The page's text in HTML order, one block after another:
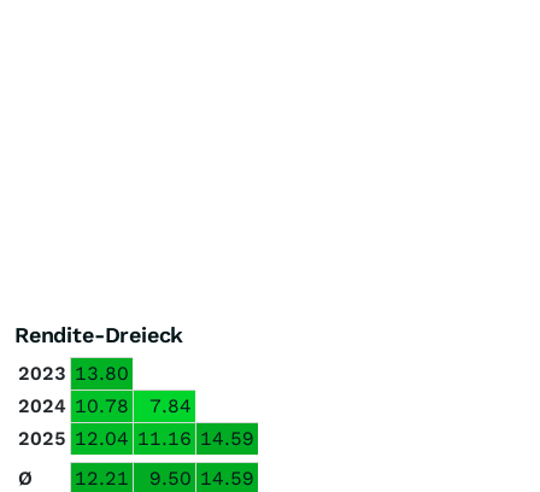
Rendite-Dreieck
2023 13.80
2024 10.78
7.84
2025 12.04 11.16 14.59
Ø
12.21 9.50 14.59